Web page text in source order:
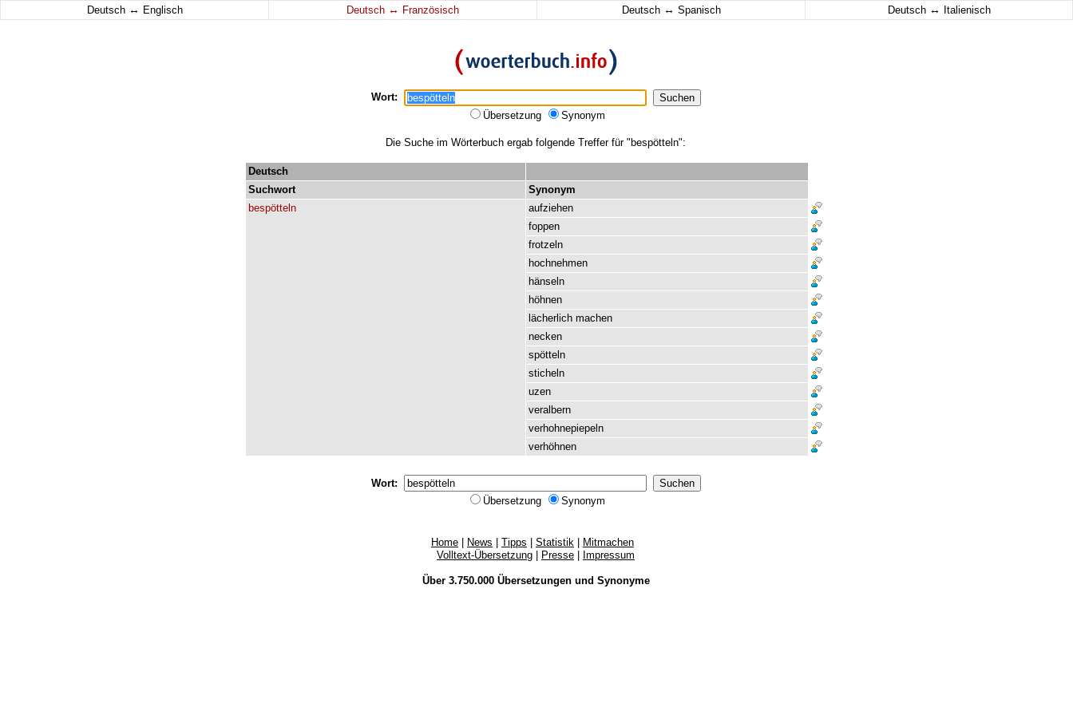
Deutsch ↔ Englisch Deutsch ↔ Französisch Deutsch ↔ Spanisch Deutsch ↔ Italienisch
Wort:
Übersetzung
Synonym
Die Suche im Wörterbuch ergab folgende Treffer für "bespötteln":
Deutsch
Suchwort
Synonym
bespötteln
aufziehen
foppen
frotzeln
hochnehmen
hänseln
höhnen
lächerlich machen
necken
spötteln
sticheln
uzen
veralbern
verhohnepiepeln
verhöhnen
Wort:
Übersetzung
Synonym
Home News Tipps Statistik
Mitmachen
Volltext-Übersetzung
Presse Impressum
Über 3.750.000 Übersetzungenund Synonyme